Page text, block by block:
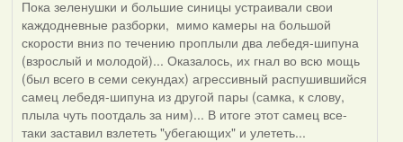
Пока зеленушки и большие синицы устраивали свои
каждодневные разборки, мимо камеры на большой
скорости вниз по течению проплыли два лебедя-шипуна
(взрослый и молодой)... Оказалось, их гнал во всю мощь
(был всего в семи секундах) агрессивный распушившийся
самец лебедя-шипуна из другой пары (самка, к слову,
плыла чуть поотдаль за ним)... В итоге этот самец все-
таки заставил взлететь "убегающих" и улететь...